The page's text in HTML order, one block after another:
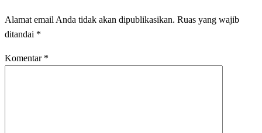
Alamat email Anda tidak akan dipublikasikan. Ruas yang wajib
ditandai *
Komentar *